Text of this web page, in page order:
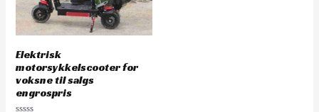
Elektrisk
motorsykkelscooter for
voksne til salgs
engrospris